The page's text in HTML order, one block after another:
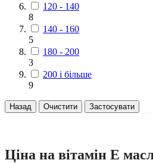
120 - 140
8
140 - 160
5
180 - 200
3
200 і більше
9
Назад Очистити Застосувати
Ціна на вітамін Е